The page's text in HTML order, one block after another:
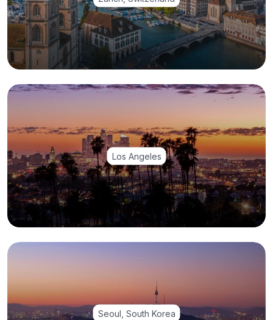
Los Angeles
Seoul, South Korea